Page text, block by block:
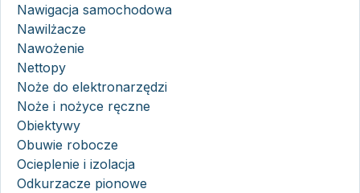
Nawigacja samochodowa
Nawilżacze
Nawożenie
Nettopy
Noże do elektronarzędzi
Noże i nożyce ręczne
Obiektywy
Obuwie robocze
Ocieplenie i izolacja
Odkurzacze pionowe